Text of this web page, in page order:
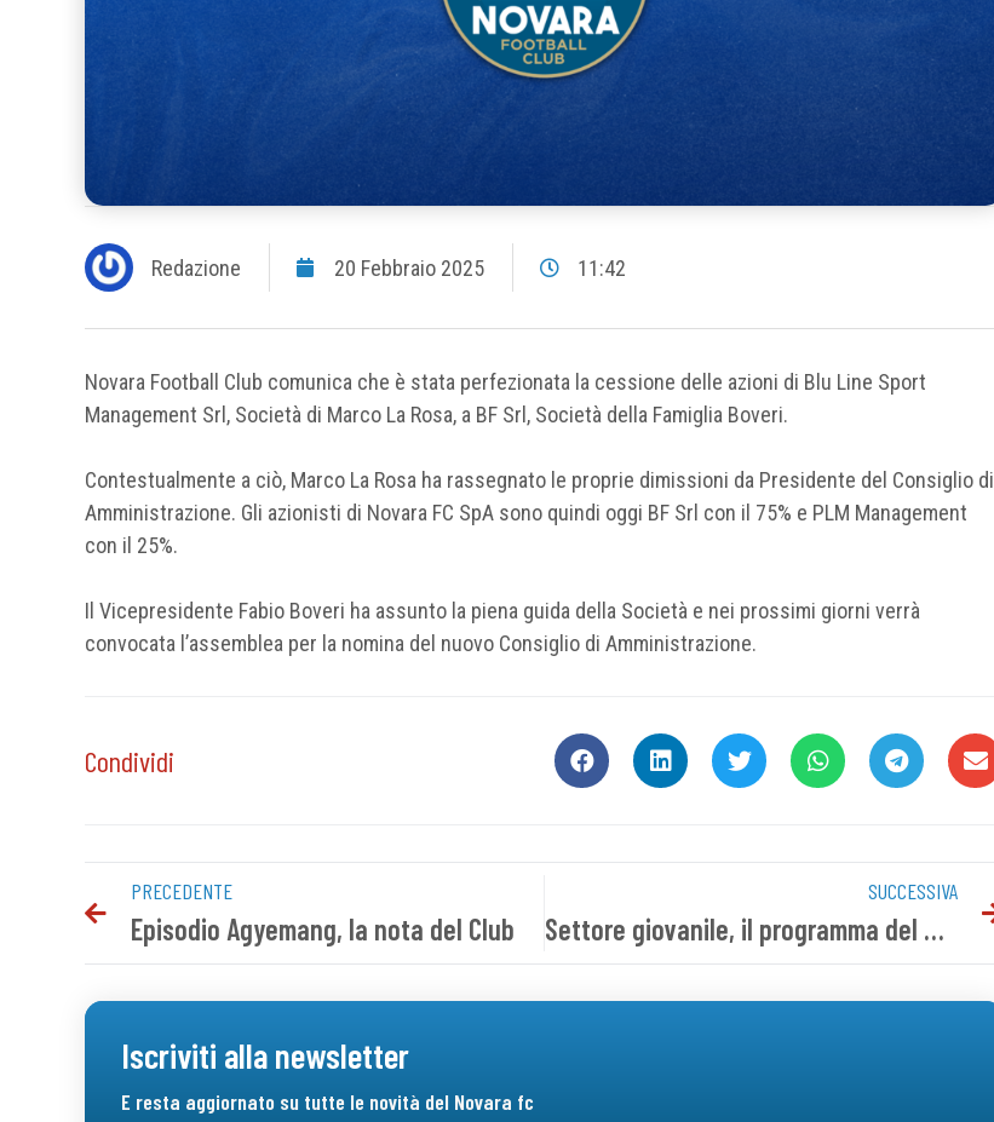
Redazione 20 Febbraio 2025 11:42
Novara Football Club comunica che è stata perfezionata la cessione delle azioni di Blu Line Sport
Management Srl, Società di Marco La Rosa, a BF Srl, Società della Famiglia Boveri.
Contestualmente a ciò, Marco La Rosa ha rassegnato le proprie dimissioni da Presidente del Consiglio di
Amministrazione. Gli azionisti di Novara FC SpA sono quindi oggi BF Srl con il 75% e PLM Management
con il 25%.
Il Vicepresidente Fabio Boveri ha assunto la piena guida della Società e nei prossimi giorni verrà
convocata l’assemblea per la nomina del nuovo Consiglio di Amministrazione.
Condividi
PRECEDENTE
Episodio Agyemang, la nota del Club
SUCCESSIVA
Settore giovanile, il programma del weekend
Iscriviti alla newsletter
E resta aggiornato su tutte le novità del Novara fc